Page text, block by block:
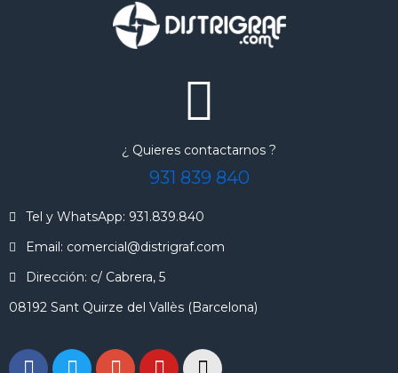
¿ Quieres contactarnos ?
931 839 840
Tel y WhatsApp: 931.839.840
Email: comercial@distrigraf.com
Dirección: c/ Cabrera, 5
08192 Sant Quirze del Vallès (Barcelona)